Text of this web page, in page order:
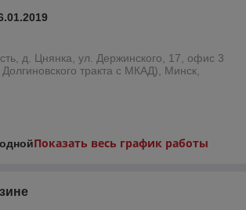
д. Цнянка, ул. Держинского, 17, офис 3
тракта с МКАД), Минск,
Показать весь график работы